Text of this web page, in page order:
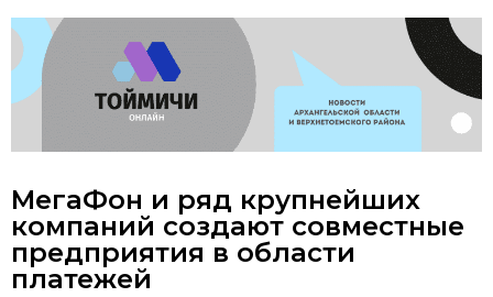
МегаФон и ряд крупнейших
компаний создают совместные
предприятия в области
платежей